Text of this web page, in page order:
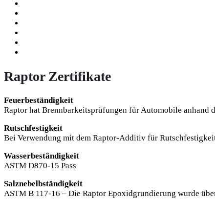
Raptor Zertifikate
Feuerbeständigkeit
Raptor hat Brennbarkeitsprüfungen für Automobile anhand
Rutschfestigkeit
Bei Verwendung mit dem Raptor-Additiv für
Wasserbeständigkeit
ASTM D870-15 Pass
Salznebelbständigkeit
ASTM B 117-16 – Die Raptor Epoxidgrundierung wurde